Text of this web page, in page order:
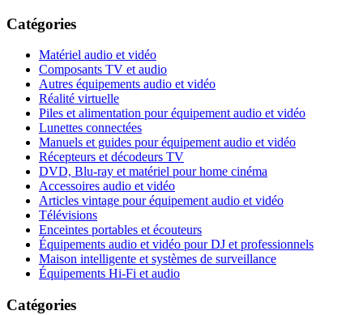
Catégories
Matériel audio et vidéo
Composants TV et audio
Autres équipements audio et vidéo
Réalité virtuelle
Piles et alimentation pour équipement audio et vidéo
Lunettes connectées
Manuels et guides pour équipement audio et vidéo
Récepteurs et décodeurs TV
DVD, Blu-ray et matériel pour home cinéma
Accessoires audio et vidéo
Articles vintage pour équipement audio et vidéo
Télévisions
Enceintes portables et écouteurs
Équipements audio et vidéo pour DJ et professionnels
Maison intelligente et systèmes de surveillance
Équipements Hi-Fi et audio
Catégories